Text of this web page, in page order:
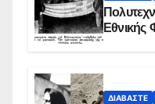
Εθνικής
ΔΙΑΒΆΣΤΕ